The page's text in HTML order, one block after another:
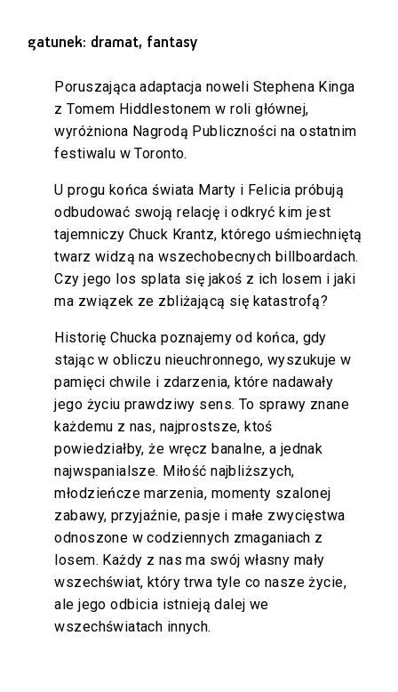
gatunek: dramat, fantasy
Poruszająca adaptacja noweli Stephena Kinga
z Tomem Hiddlestonem w roli głównej,
wyróżniona Nagrodą Publiczności na ostatnim
festiwalu w Toronto.
U progu końca świata Marty i Felicia próbują
odbudować swoją relację i odkryć kim jest
tajemniczy Chuck Krantz, którego uśmiechniętą
twarz widzą na wszechobecnych billboardach.
Czy jego los splata się jakoś z ich losem i jaki
ma związek ze zbliżającą się katastrofą?
Historię Chucka poznajemy od końca, gdy
stając w obliczu nieuchronnego, wyszukuje w
pamięci chwile i zdarzenia, które nadawały
jego życiu prawdziwy sens. To sprawy znane
każdemu z nas, najprostsze, ktoś
powiedziałby, że wręcz banalne, a jednak
najwspanialsze. Miłość najbliższych,
młodzieńcze marzenia, momenty szalonej
zabawy, przyjaźnie, pasje i małe zwycięstwa
odnoszone w codziennych zmaganiach z
losem. Każdy z nas ma swój własny mały
wszechświat, który trwa tyle co nasze życie,
ale jego odbicia istnieją dalej we
wszechświatach innych.